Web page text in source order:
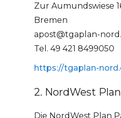
Zur Aumundswiese
Bremen
apost@tgaplan-
Tel. 49 421 8499050
https://tgaplan-
2. NordWest
Die NordWest Plan